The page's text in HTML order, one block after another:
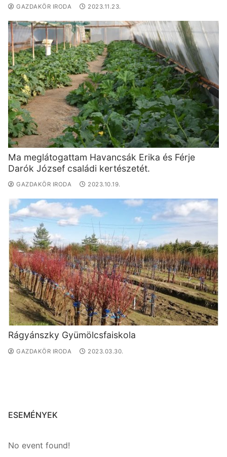
GAZDAKÖR IRODA 2023.11.23.
Ma meglátogattam Havancsák Erika és Férje
Darók József családi kertészetét.
GAZDAKÖR IRODA 2023.10.19.
Rágyánszky Gyümölcsfaiskola
GAZDAKÖR IRODA 2023.03.30.
ESEMÉNYEK
No event found!